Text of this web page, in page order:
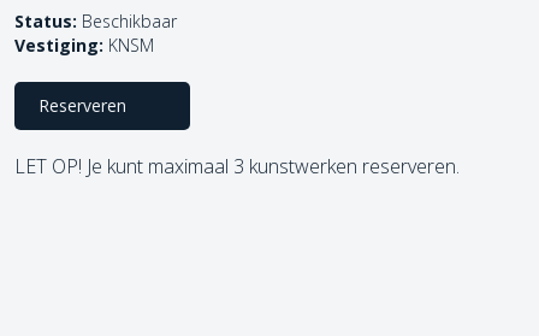
Status: Beschikbaar
Vestiging: KNSM
Reserveren
LET OP! Je kunt maximaal 3 kunstwerken reserveren.